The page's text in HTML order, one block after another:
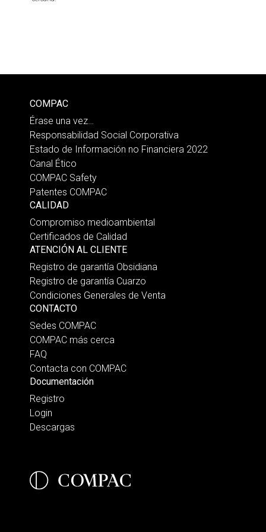
COMPAC
Érase una vez…
Responsabilidad Social Corporativa
Estado de Información no Financiera 2022
Canal Ético
COMPAC Safety
Patentes COMPAC
CALIDAD
Compromiso medioambiental
Certificados de Calidad
ATENCIÓN AL CLIENTE
Registro de garantía Obsidiana
Registro de garantía Cuarzo
Condiciones Generales de Venta
CONTACTO
Sedes COMPAC
COMPAC más cerca
FAQ
Contacta con COMPAC
Documentación
Registro
Login
Descargas